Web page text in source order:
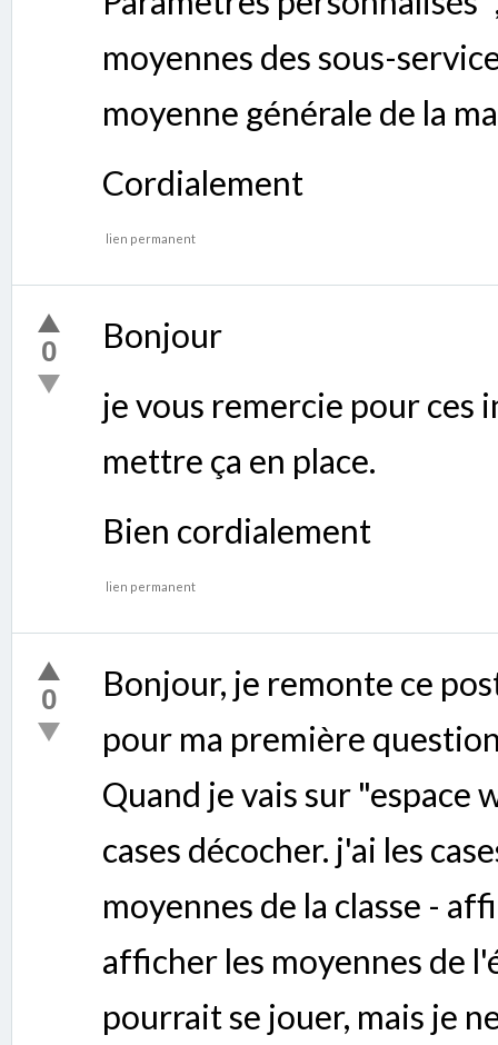
moyennes des sous-
moyenne générale de la
Cordialement
lien permanent
0
Bonjour
je vous remercie pour ces
mettre ça en place.
Bien cordialement
lien permanent
0
Bonjour, je remonte ce
pour ma première
Quand je vais sur "espace
cases décocher. j'ai les
moyennes de la classe -
afficher les moyennes de
pourrait se jouer, mais je